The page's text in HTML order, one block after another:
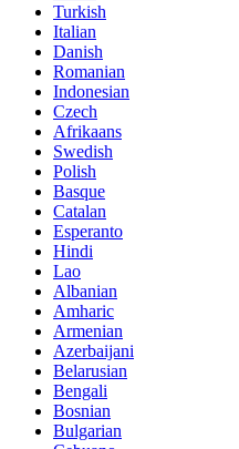
Turkish
Italian
Danish
Romanian
Indonesian
Czech
Afrikaans
Swedish
Polish
Basque
Catalan
Esperanto
Hindi
Lao
Albanian
Amharic
Armenian
Azerbaijani
Belarusian
Bengali
Bosnian
Bulgarian